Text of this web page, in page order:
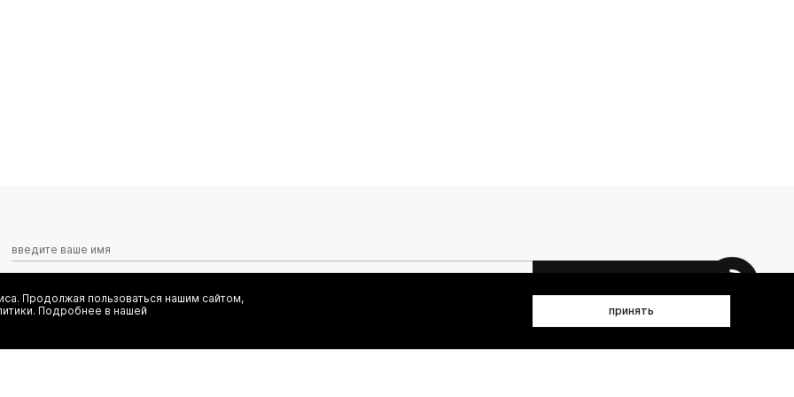
Я даю согласие на сбор, обработку и хранение моих персональных данных (имя, email, телефон) для получения рекламных и
Политикой конфиденциальности
Продолжая пользоваться нашим сайтом,
Подробнее в нашей
принять